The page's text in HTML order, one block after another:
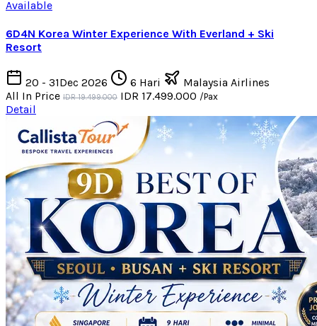
Available
6D4N Korea Winter Experience With Everland + Ski
Resort
20 - 31Dec 2026 6 Hari
Malaysia Airlines
All In Price IDR 19.499.000 IDR 17.499.000 /Pax
Detail